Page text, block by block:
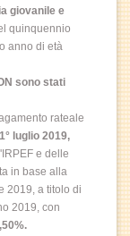
giovanile e
quinquennio
anno di età
sono stati
rateale
luglio 2019,
e delle
in base alla
2019, a titolo di
2019, con